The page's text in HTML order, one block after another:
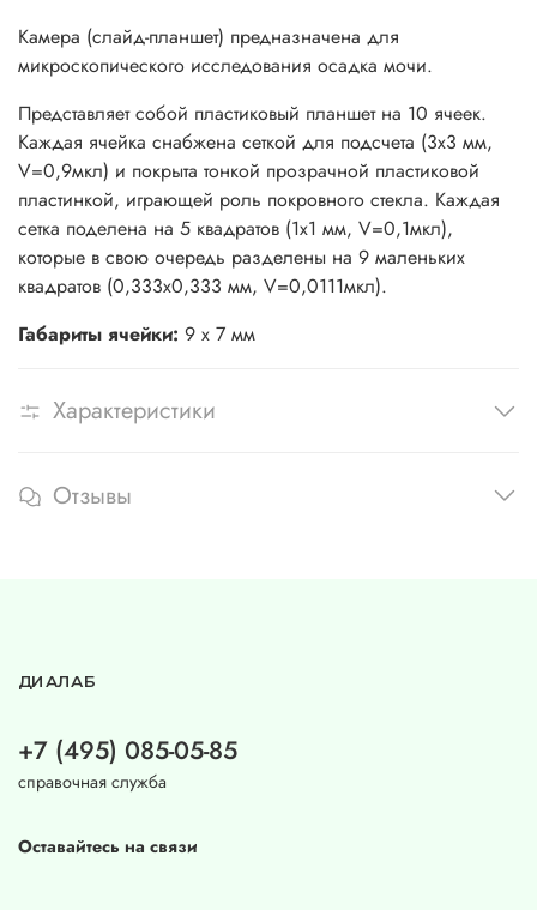
Камера (слайд-планшет) предназначена для
микроскопического исследования осадка мочи.
Представляет собой пластиковый планшет на 10 ячеек.
Каждая ячейка снабжена сеткой для подсчета (3х3 мм,
V=0,9мкл) и покрыта тонкой прозрачной пластиковой
пластинкой, играющей роль покровного стекла. Каждая
сетка поделена на 5 квадратов (1х1 мм, V=0,1мкл),
которые в свою очередь разделены на 9 маленьких
квадратов (0,333х0,333 мм, V=0,0111мкл).
Габариты ячейки: 9 х 7 мм
Характеристики
Отзывы
ДИАЛАБ
+7 (495) 085-05-85
справочная служба
Оставайтесь на связи